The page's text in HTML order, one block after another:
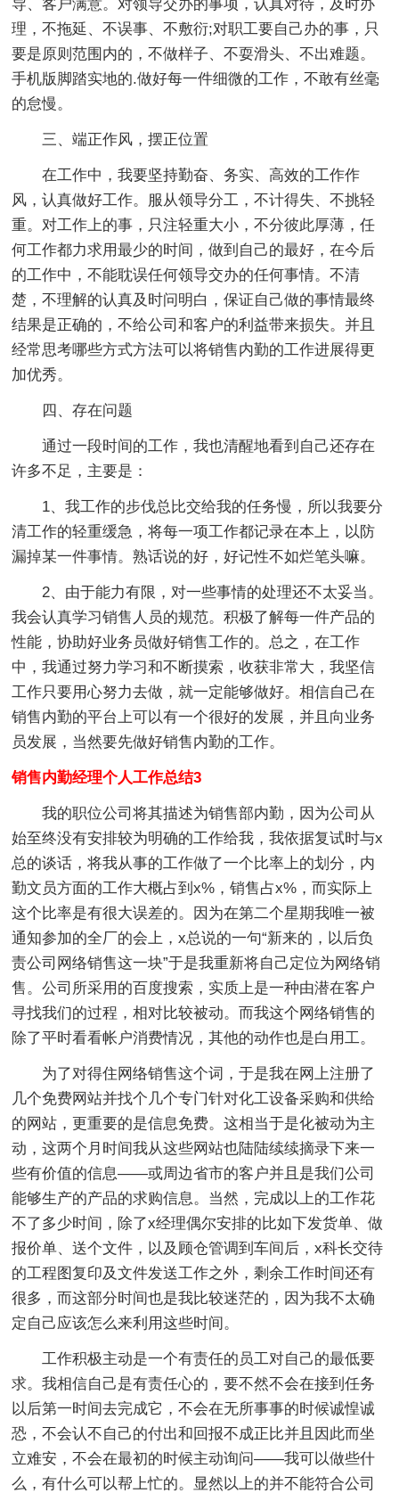
导、客户满意。对领导交办的事项，认真对待，及时办
理，不拖延、不误事、不敷衍;对职工要自己办的事，只
要是原则范围内的，不做样子、不耍滑头、不出难题。
手机版脚踏实地的.做好每一件细微的工作，不敢有丝毫
的怠慢。
三、端正作风，摆正位置
在工作中，我要坚持勤奋、务实、高效的工作作
风，认真做好工作。服从领导分工，不计得失、不挑轻
重。对工作上的事，只注轻重大小，不分彼此厚薄，任
何工作都力求用最少的时间，做到自己的最好，在今后
的工作中，不能耽误任何领导交办的任何事情。不清
楚，不理解的认真及时问明白，保证自己做的事情最终
结果是正确的，不给公司和客户的利益带来损失。并且
经常思考哪些方式方法可以将销售内勤的工作进展得更
加优秀。
四、存在问题
通过一段时间的工作，我也清醒地看到自己还存在
许多不足，主要是：
1、我工作的步伐总比交给我的任务慢，所以我要分
清工作的轻重缓急，将每一项工作都记录在本上，以防
漏掉某一件事情。熟话说的好，好记性不如烂笔头嘛。
2、由于能力有限，对一些事情的处理还不太妥当。
我会认真学习销售人员的规范。积极了解每一件产品的
性能，协助好业务员做好销售工作的。总之，在工作
中，我通过努力学习和不断摸索，收获非常大，我坚信
工作只要用心努力去做，就一定能够做好。相信自己在
销售内勤的平台上可以有一个很好的发展，并且向业务
员发展，当然要先做好销售内勤的工作。
销售内勤经理个人工作总结3
我的职位公司将其描述为销售部内勤，因为公司从
始至终没有安排较为明确的工作给我，我依据复试时与x
总的谈话，将我从事的工作做了一个比率上的划分，内
勤文员方面的工作大概占到x%，销售占x%，而实际上
这个比率是有很大误差的。因为在第二个星期我唯一被
通知参加的全厂的会上，x总说的一句“新来的，以后负
责公司网络销售这一块”于是我重新将自己定位为网络销
售。公司所采用的百度搜索，实质上是一种由潜在客户
寻找我们的过程，相对比较被动。而我这个网络销售的
除了平时看看帐户消费情况，其他的动作也是白用工。
为了对得住网络销售这个词，于是我在网上注册了
几个免费网站并找个几个专门针对化工设备采购和供给
的网站，更重要的是信息免费。这相当于是化被动为主
动，这两个月时间我从这些网站也陆陆续续摘录下来一
些有价值的信息——或周边省市的客户并且是我们公司
能够生产的产品的求购信息。当然，完成以上的工作花
不了多少时间，除了x经理偶尔安排的比如下发货单、做
报价单、送个文件，以及顾仓管调到车间后，x科长交待
的工程图复印及文件发送工作之外，剩余工作时间还有
很多，而这部分时间也是我比较迷茫的，因为我不太确
定自己应该怎么来利用这些时间。
工作积极主动是一个有责任的员工对自己的最低要
求。我相信自己是有责任心的，要不然不会在接到任务
以后第一时间去完成它，不会在无所事事的时候诚惶诚
恐，不会认不自己的付出和回报不成正比并且因此而坐
立难安，不会在最初的时候主动询问——我可以做些什
么，有什么可以帮上忙的。显然以上的并不能符合公司